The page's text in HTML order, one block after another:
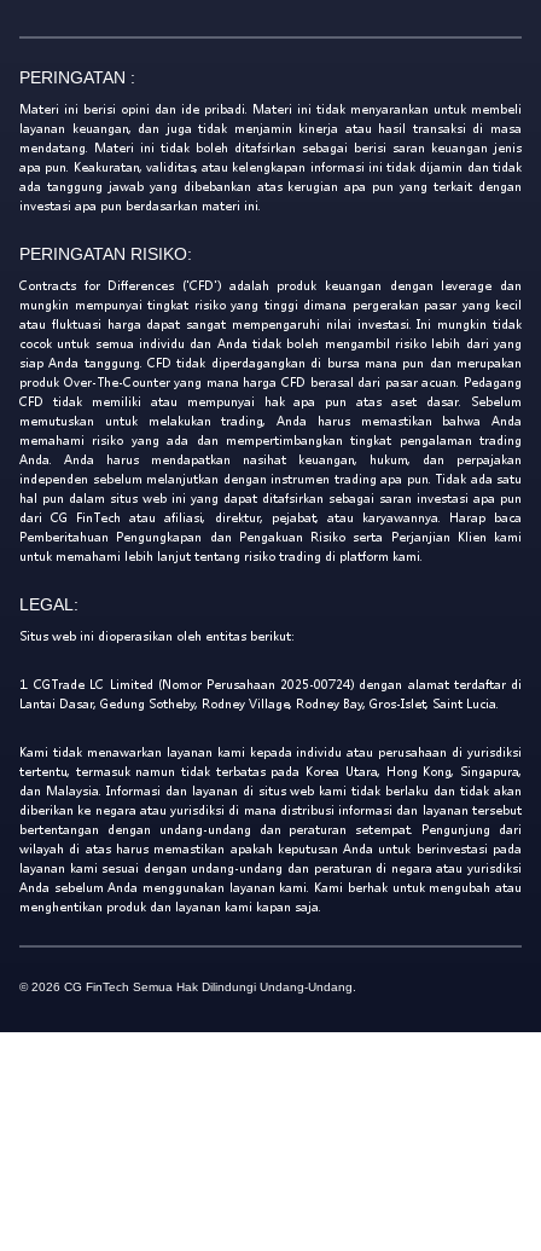
PERINGATAN :
Materi ini berisi opini dan ide pribadi. Materi ini tidak menyarankan untuk membeli
layanan keuangan, dan juga tidak menjamin kinerja atau hasil transaksi di masa
mendatang. Materi ini tidak boleh ditafsirkan sebagai berisi saran keuangan jenis
apa pun. Keakuratan, validitas, atau kelengkapan informasi ini tidak dijamin dan tidak
ada tanggung jawab yang dibebankan atas kerugian apa pun yang terkait dengan
investasi apa pun berdasarkan materi ini.
PERINGATAN RISIKO:
Contracts for Differences ('CFD') adalah produk keuangan dengan leverage dan
mungkin mempunyai tingkat risiko yang tinggi dimana pergerakan pasar yang kecil
atau fluktuasi harga dapat sangat mempengaruhi nilai investasi. Ini mungkin tidak
cocok untuk semua individu dan Anda tidak boleh mengambil risiko lebih dari yang
siap Anda tanggung. CFD tidak diperdagangkan di bursa mana pun dan merupakan
produk Over-The-Counter yang mana harga CFD berasal dari pasar acuan. Pedagang
CFD tidak memiliki atau mempunyai hak apa pun atas aset dasar. Sebelum
memutuskan untuk melakukan trading, Anda harus memastikan bahwa Anda
memahami risiko yang ada dan mempertimbangkan tingkat pengalaman trading
Anda. Anda harus mendapatkan nasihat keuangan, hukum, dan perpajakan
independen sebelum melanjutkan dengan instrumen trading apa pun. Tidak ada satu
hal pun dalam situs web ini yang dapat ditafsirkan sebagai saran investasi apa pun
dari CG FinTech atau afiliasi, direktur, pejabat, atau karyawannya. Harap baca
Pemberitahuan Pengungkapan dan Pengakuan Risiko serta Perjanjian Klien kami
untuk memahami lebih lanjut tentang risiko trading di platform kami.
LEGAL:
Situs web ini dioperasikan oleh entitas berikut:
1. CGTrade LC Limited (Nomor Perusahaan 2025-00724) dengan alamat terdaftar di
Lantai Dasar, Gedung Sotheby, Rodney Village, Rodney Bay, Gros-Islet, Saint Lucia.
Kami tidak menawarkan layanan kami kepada individu atau perusahaan di yurisdiksi
tertentu, termasuk namun tidak terbatas pada Korea Utara, Hong Kong, Singapura,
dan Malaysia. Informasi dan layanan di situs web kami tidak berlaku dan tidak akan
diberikan ke negara atau yurisdiksi di mana distribusi informasi dan layanan tersebut
bertentangan dengan undang-undang dan peraturan setempat. Pengunjung dari
wilayah di atas harus memastikan apakah keputusan Anda untuk berinvestasi pada
layanan kami sesuai dengan undang-undang dan peraturan di negara atau yurisdiksi
Anda sebelum Anda menggunakan layanan kami. Kami berhak untuk mengubah atau
menghentikan produk dan layanan kami kapan saja.
© 2026 CG FinTech Semua Hak Dilindungi Undang-Undang.